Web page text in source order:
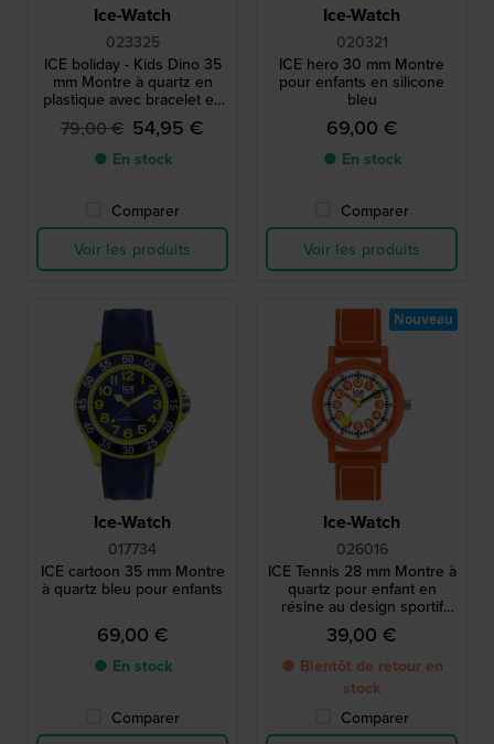
Ice-Watch
023325
ICE boliday - Kids Dino 35
mm Montre à quartz en
plastique avec bracelet en
silicone - Taille petite
79,00 € 54,95 €
● En stock
Comparer
Voir les produits
Ice-Watch
020321
ICE hero 30 mm Montre
pour enfants en silicone
bleu
69,00 €
● En stock
Comparer
Voir les produits
Ice-Watch
017734
ICE cartoon 35 mm Montre
à quartz bleu pour enfants
69,00 €
● En stock
Comparer
Ice-Watch
026016
ICE Tennis 28 mm Montre à
quartz pour enfant en
résine au design sportif
inspiré du tennis
39,00 €
● Bientôt de retour en
stock
Comparer
Nouveau